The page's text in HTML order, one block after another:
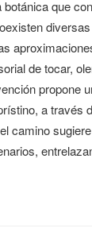
que
de tocar,
propone
a través
camino